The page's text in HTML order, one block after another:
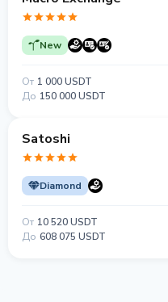
New
От 1 000 USDT
До 150 000 USDT
Satoshi
Diamond
От 10 520 USDT
До 608 075 USDT